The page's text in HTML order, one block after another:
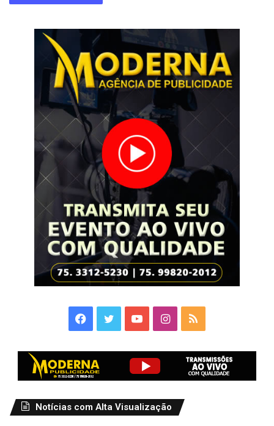
Facebook
TwitterYouTubeInstagram
RSS
Notícias com Alta Visualização